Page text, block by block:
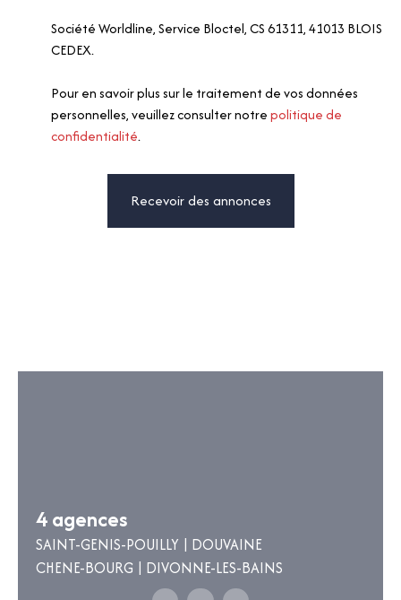
Société Worldline, Service Bloctel, CS 61311, 41013 BLOIS
CEDEX.
Pour en savoir plus sur le traitement de vos données
personnelles, veuillez consulter notrepolitique de
confidentialité.
Recevoir des annonces
4 agences
SAINT-GENIS-POUILLY | DOUVAINE
CHENE-BOURG | DIVONNE-LES-BAINS